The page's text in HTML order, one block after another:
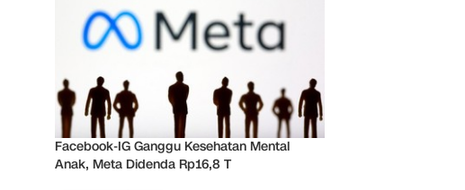
Facebook-IG Ganggu Kesehatan Mental
Anak, Meta Didenda Rp16,8 T